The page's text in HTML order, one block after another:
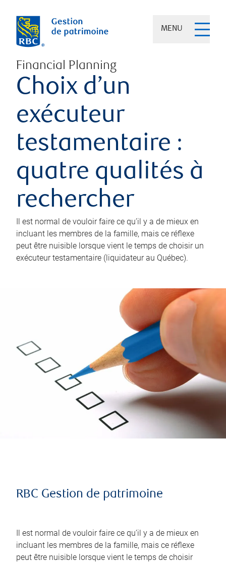
MENU
Financial Planning
Choix d’un
exécuteur
testamentaire :
quatre qualités à
rechercher
Il est normal de vouloir faire ce qu’il y a de mieux en
incluant les membres de la famille, mais ce réflexe
peut être nuisible lorsque vient le temps de choisir un
exécuteur testamentaire (liquidateur au Québec).
RBC Gestion de patrimoine
Il est normal de vouloir faire ce qu’il y a de mieux en
incluant les membres de la famille, mais ce réflexe
peut être nuisible lorsque vient le temps de choisir